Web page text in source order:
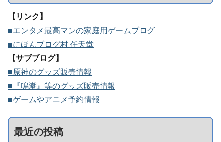
【リンク】
■エンタメ最高マンの家庭用ゲームブログ
■にほんブログ村 任天堂
【サブブログ】
■原神のグッズ販売情報
■『鳴潮』等のグッズ販売情報
■ゲームやアニメ予約情報
最近の投稿